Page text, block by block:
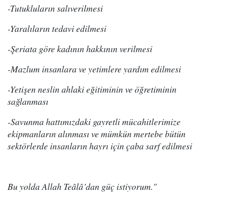
-Tutukluların salıverilmesi
-Yaralıların tedavi edilmesi
-Şeriata göre kadının hakkının verilmesi
-Mazlum insanlara ve yetimlere yardım edilmesi
-Yetişen neslin ahlaki eğitiminin ve öğretiminin
sağlanması
-Savunma hattımızdaki gayretli mücahitlerimize
ekipmanların alınması ve mümkün mertebe bütün
sektörlerde insanların hayrı için çaba sarf edilmesi
Bu yolda Allah Teâlâ’dan güç istiyorum."